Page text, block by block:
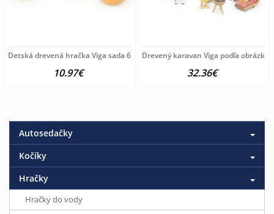
Detská drevená hračka Viga sada 6 drevených donutov multicolor
10.97€
Drevený karavan Viga podľa obrázku
32.36€
Autosedačky
Kočíky
Hračky
Hračky do vody